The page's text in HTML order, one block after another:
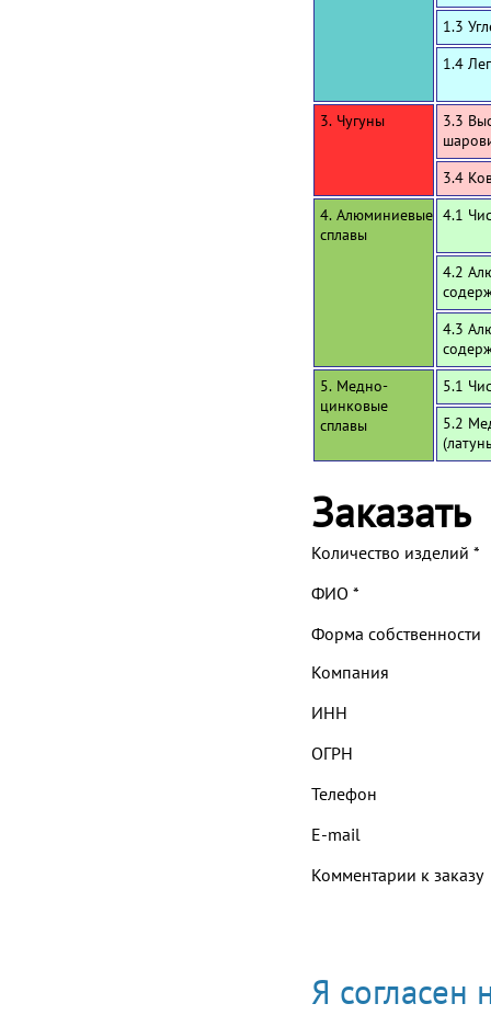
1.3
1.4
3. Чугуны
3.3
3.4
4. Алюминиевые
сплавы
4.1
4.2
4.3
5. Медно-
цинковые
сплавы
5.1
5.2
Заказать
Количество изделий *
ФИО *
Форма собственности
Компания
ИНН
ОГРН
Телефон
E-mail
Комментарии к заказу
Я согласен